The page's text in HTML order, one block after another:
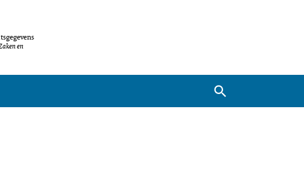
en
Zoeken